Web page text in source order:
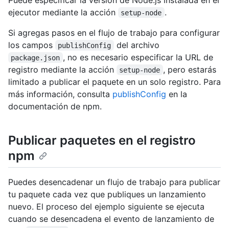
ejecutor mediante la acción
setup-node .
Si agregas pasos en el flujo de trabajo para configurar
los campos
publishConfig del archivo
package.json , no es necesario especificar la URL de
registro mediante la acción
setup-node , pero estarás
limitado a publicar el paquete en un solo registro. Para
más información, consulta publishConfig en la
documentación de npm.
Publicar paquetes en el registro
npm
Puedes desencadenar un flujo de trabajo para publicar
tu paquete cada vez que publiques un lanzamiento
nuevo. El proceso del ejemplo siguiente se ejecuta
cuando se desencadena el evento de lanzamiento de